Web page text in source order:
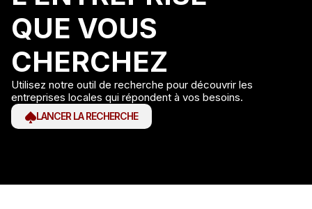
QUE VOUS
CHERCHEZ
Utilisez notre outil de recherche pour découvrir les
entreprises locales qui répondent à vos besoins.
LANCER LA RECHERCHE